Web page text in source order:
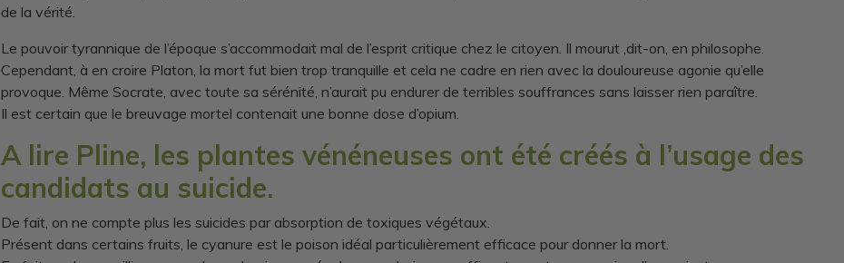
de la vérité.
Le pouvoir tyrannique de l’époque s’accommodait mal de l’esprit critique chez le citoyen. Il mourut ,dit-on, en philosophe.
Cependant, à en croire Platon, la mort fut bien trop tranquille et cela ne cadre en rien avec la douloureuse agonie qu’elle
provoque. Même Socrate, avec toute sa sérénité, n’aurait pu endurer de terribles souffrances sans laisser rien paraître.
Il est certain que le breuvage mortel contenait une bonne dose d’opium.
A lire Pline, les plantes vénéneuses ont été créés à l’usage des
candidats au suicide.
De fait, on ne compte plus les suicides par absorption de toxiques végétaux.
Présent dans certains fruits, le cyanure est le poison idéal particulièrement efficace pour donner la mort.